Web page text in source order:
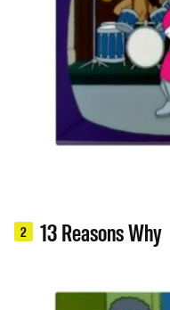
2 13 Reasons Why